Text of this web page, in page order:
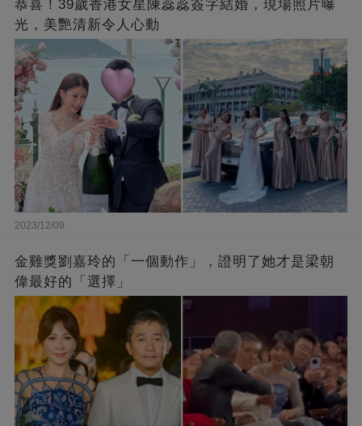
恭喜！39歲香港女星陳蕊蕊簽字結婚，現場照片曝
光，美艷清新令人心動
2023/12/09
金雞獎劉嘉玲的「一個動作」，證明了她才是梁朝
偉最好的「選擇」